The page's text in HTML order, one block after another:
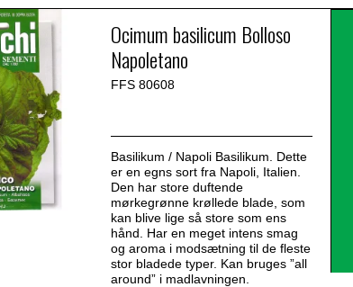
Ocimum basilicum Bolloso
Napoletano
FFS 80608
Basilikum / Napoli Basilikum. Dette
er en egns sort fra Napoli, Italien.
Den har store duftende
mørkegrønne krøllede blade, som
kan blive lige så store som ens
hånd. Har en meget intens smag
og aroma i modsætning til de fleste
stor bladede typer. Kan bruges ”all
around” i madlavningen.